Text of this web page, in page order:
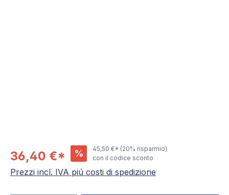
36,40 €* % 45,50 €* (20% risparmio)
con il codice sconto
Prezzi incl. IVA piú costi di spedizione